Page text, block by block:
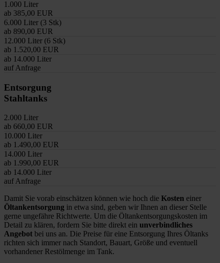
1.000 Liter
ab 385,00 EUR
6.000 Liter (3 Stk)
ab 890,00 EUR
12.000 Liter (6 Stk)
ab 1.520,00 EUR
ab 14.000 Liter
auf Anfrage
Entsorgung
Stahltanks
2.000 Liter
ab 660,00 EUR
10.000 Liter
ab 1.490,00 EUR
14.000 Liter
ab 1.990,00 EUR
ab 14.000 Liter
auf Anfrage
Damit Sie vorab einschätzen können wie hoch die Kosten einer
Öltankentsorgung in etwa sind, geben wir Ihnen an dieser Stelle
gerne ungefähre Richtwerte. Um die Öltankentsorgungskosten im
Detail zu klären, fordern Sie bitte direkt ein unverbindliches
Angebot bei uns an. Die Preise für eine Entsorgung Ihres Öltanks
richten sich immer nach Standort, Bauart, Größe und eventuell
vorhandener Restölmenge im Tank.